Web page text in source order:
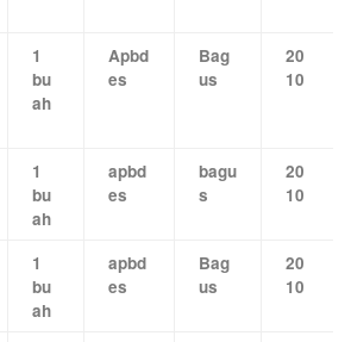
1
bu
ah
Apbd
es
Bag
us
20
10
1
bu
ah
apbd
es
bagu
s
20
10
1
bu
ah
apbd
es
Bag
us
20
10